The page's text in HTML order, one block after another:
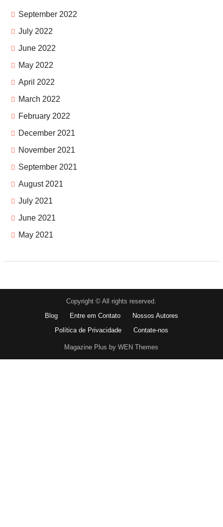
September 2022
July 2022
June 2022
May 2022
April 2022
March 2022
February 2022
December 2021
November 2021
September 2021
August 2021
July 2021
June 2021
May 2021
Copyright © All rights reserved.
Blog
Entre em Contato
Nossos Autores
Política de Privacidade
Contate-nos
Magazine Plus by WEN Themes